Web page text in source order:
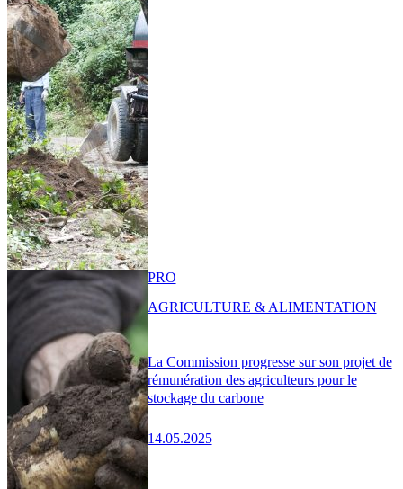
La Commission progresse sur son projet de
rémunération des agriculteurs pour le
stockage du carbone
14.05.2025
PRO
AGRICULTURE & ALIMENTATION